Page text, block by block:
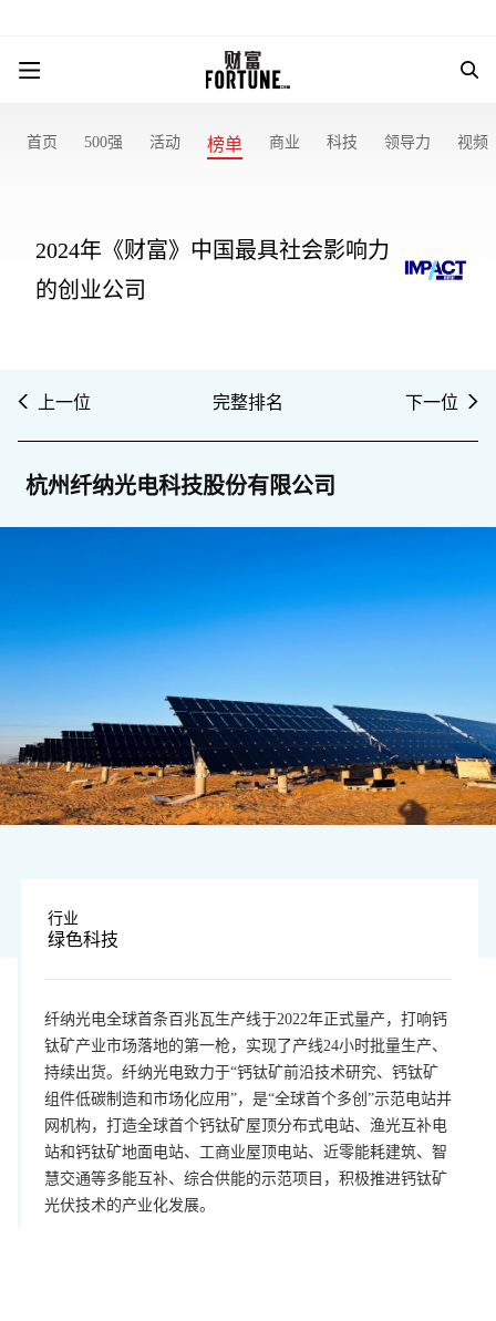
首页 500强 活动 榜单 商业 科技 领导力 视频
2024年《财富》中国最具社会影响力
的创业公司
上一位 完整排名 下一位
杭州纤纳光电科技股份有限公司
行业
绿色科技
纤纳光电全球首条百兆瓦生产线于2022年正式量产，打响钙
钛矿产业市场落地的第一枪，实现了产线24小时批量生产、
持续出货。纤纳光电致力于“钙钛矿前沿技术研究、钙钛矿
组件低碳制造和市场化应用”，是“全球首个多创”示范电站并
网机构，打造全球首个钙钛矿屋顶分布式电站、渔光互补电
站和钙钛矿地面电站、工商业屋顶电站、近零能耗建筑、智
慧交通等多能互补、综合供能的示范项目，积极推进钙钛矿
光伏技术的产业化发展。